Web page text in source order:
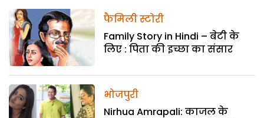
फैमिली स्टोरी
Family Story in Hindi – बेटी के
लिए : पिता की इच्छा का संसार
भोजपुरी
Nirhua Amrapali: काजल के